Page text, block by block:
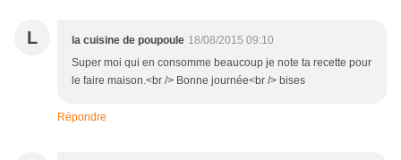
L la cuisine de poupoule 18/08/2015 09:10
Super moi qui en consomme beaucoup je note ta recette pour
le faire maison.<br /> Bonne journée<br /> bises
Répondre